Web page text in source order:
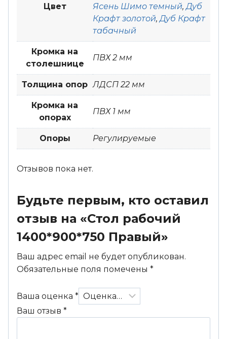
Цвет
Ясень Шимо темный, Дуб
Крафт золотой, Дуб Крафт
табачный
Кромка на
столешнице
ПВХ 2 мм
Толщина опор ЛДСП 22 мм
Кромка на
опорах
ПВХ 1 мм
Опоры Регулируемые
Отзывов пока нет.
Будьте первым, кто оставил
отзыв на «Стол рабочий
1400*900*750 Правый»
Ваш адрес email не будет опубликован.
Обязательные поля помечены *
Ваша оценка *
Ваш отзыв *